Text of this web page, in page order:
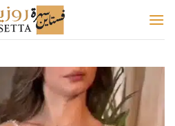
للمحتوى